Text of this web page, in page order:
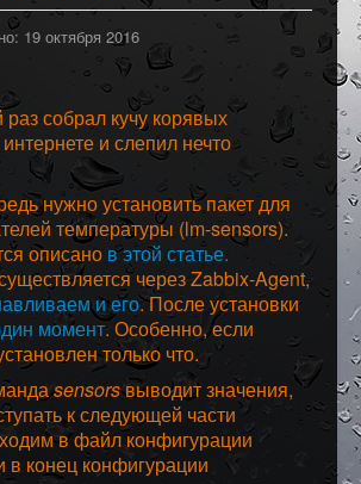
19 октября 2016
собрал кучу корявых
и слепил нечто
нужно установить пакет для
температуры (lm-sensors).
описано в этой статье.
через Zabbix-Agent,
и его. После установки
момент. Особенно, если
только что.
sensorsвыводит значения,
к следующей части
в файл конфигурации
в конец конфигурации